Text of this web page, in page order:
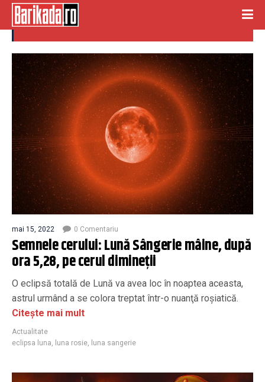
luna sangerie
mai 15, 2022 0 Comentariu
Semnele cerului: Lună Sângerie mâine, după
ora 5,28, pe cerul dimineții
O eclipsă totală de Lună va avea loc în noaptea aceasta,
astrul urmând a se colora treptat într-o nuanţă roşiatică.
Citește mai mult
Actualitate
eclipsa luna, luna rosie, luna sangerie